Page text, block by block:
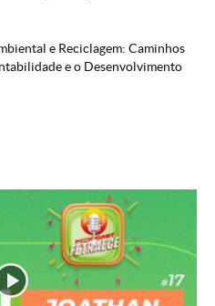
e Reciclagem: Caminhos
e o Desenvolvimento